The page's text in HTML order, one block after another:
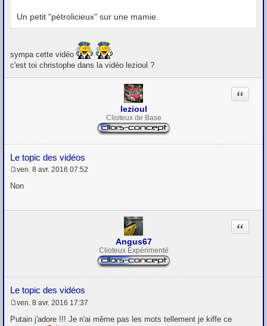
Un petit "pétrolicieux" sur une mamie.
sympa cette vidéo
c'est toi christophe dans la vidéo lezioul ?
lezioul
Clioteux de Base
Le topic des vidéos
Citation
e
a
ven. 8 avr. 2016 07:52
Non
Angus67
Clioteux Expérimenté
Le topic des vidéos
Citation
e
ven. 8 avr. 2016 17:37
Putain j'adore !!! Je n'ai même pas les mots tellement je kiffe ce